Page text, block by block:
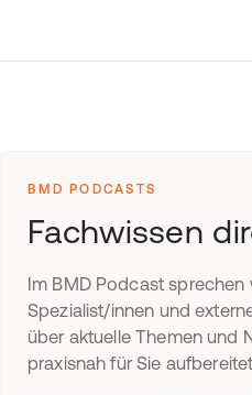
BMD PODCASTS
Fachwissen
Im BMD Podcast sprechen
Spezialist/innen und
über aktuelle Themen und
praxisnah für Sie